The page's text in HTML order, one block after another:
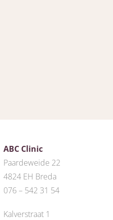
ABC Clinic
Paardeweide 22
4824 EH Breda
076 – 542 31 54
Kalverstraat 1